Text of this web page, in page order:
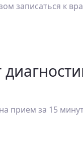
прием за 15